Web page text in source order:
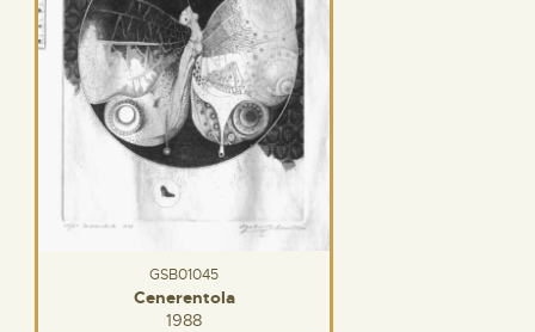
GSB01045
Cenerentola
1988